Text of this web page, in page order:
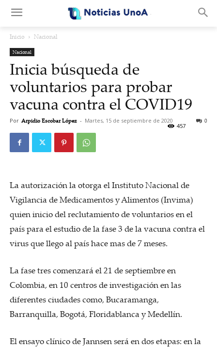
Inicio Nacional
Nacional
Inicia búsqueda de
voluntarios para probar
vacuna contra el COVID19
Por Arpidio Escobar López - Martes, 15 de septiembre de 2020 0
457
La autorización la otorga el Instituto Nacional de
Vigilancia de Medicamentos y Alimentos (Invima)
quien inicio del reclutamiento de voluntarios en el
país para el estudio de la fase 3 de la vacuna contra el
virus que llego al país hace mas de 7 meses.
La fase tres comenzará el 21 de septiembre en
Colombia, en 10 centros de investigación en las
diferentes ciudades como, Bucaramanga,
Barranquilla, Bogotá, Floridablanca y Medellín.
El ensayo clínico de Jannsen será en dos etapas: en la